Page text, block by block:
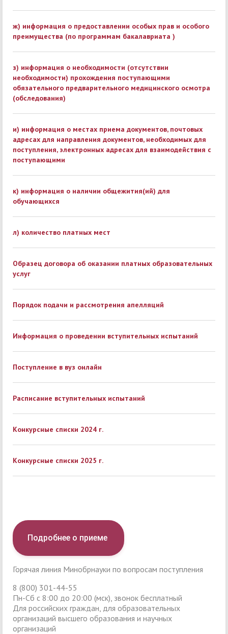
ж) информация о предоставлении особых прав и особого
преимущества (по программам бакалавриата )
з) информация о необходимости (отсутствии
необходимости) прохождения поступающими
обязательного предварительного медицинского осмотра
(обследования)
и) информация о местах приема документов, почтовых
адресах для направления документов, необходимых для
поступления, электронных адресах для взаимодействия с
поступающими
к) информация о наличии общежития(ий) для
обучающихся
л) количество платных мест
Образец договора об оказании платных образовательных
услуг
Порядок подачи и рассмотрения апелляций
Информация о проведении вступительных испытаний
Поступление в вуз онлайн
Расписание вступительных испытаний
Конкурсные списки 2024 г.
Конкурсные списки 2025 г.
Подробнее о приеме
Горячая линия Минобрнауки по вопросам поступления
8 (800) 301-44-55
Пн-Сб с 8:00 до 20:00 (мск), звонок бесплатный
Для российских граждан, для образовательных
организаций высшего образования и научных
организаций